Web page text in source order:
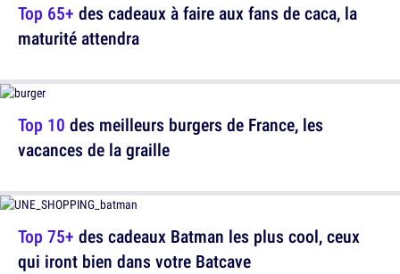
Top 65+ des cadeaux à faire aux fans de caca, la
maturité attendra
Top 75+ des cadeaux Batman les plus cool, ceux
qui iront bien dans votre Batcave
Top 10 des meilleurs burgers de France, les
vacances de la graille